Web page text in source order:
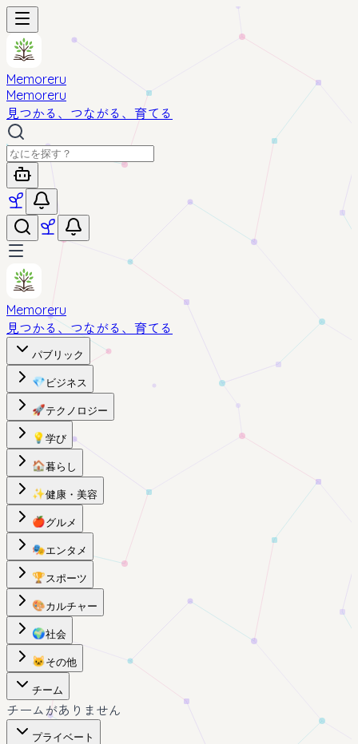
Memoreru
Memoreru
見つかる、つながる、育てる
Memoreru
見つかる、つながる、育てる
パブリック
💎 ビジネス
🚀テクノロジー
💡 学び
🏠暮らし
✨健康・美容
🍎グルメ
🎭エンタメ
🏆スポーツ
🎨カルチャー
🌍社会
🐱 その他
チーム
チームがありません
プライベート